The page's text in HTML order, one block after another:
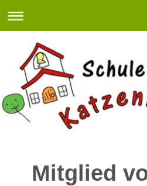
Mitglied